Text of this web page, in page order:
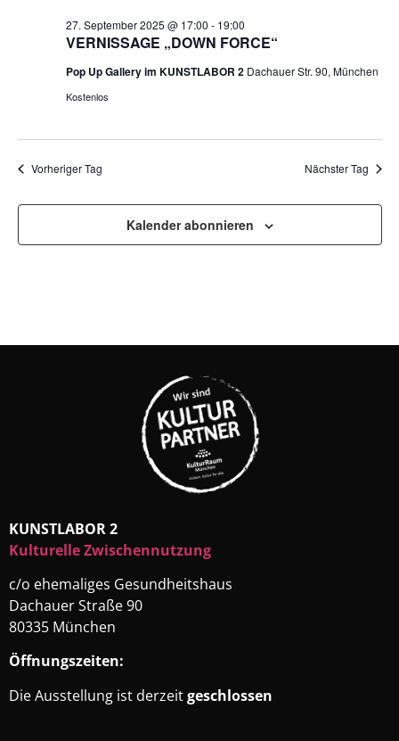
VERNISSAGE „DOWN FORCE“
27. September 2025 @ 17:00 - 19:00
Pop Up Gallery im KUNSTLABOR 2 Dachauer Str. 90, München
Kostenlos
Vorheriger Tag Nächster Tag
Kalender abonnieren
KUNSTLABOR 2
Kulturelle Zwischennutzung
c/o ehemaliges Gesundheitshaus
Dachauer Straße 90
80335 München
Öffnungszeiten:
Die Ausstellung ist derzeitgeschlossen